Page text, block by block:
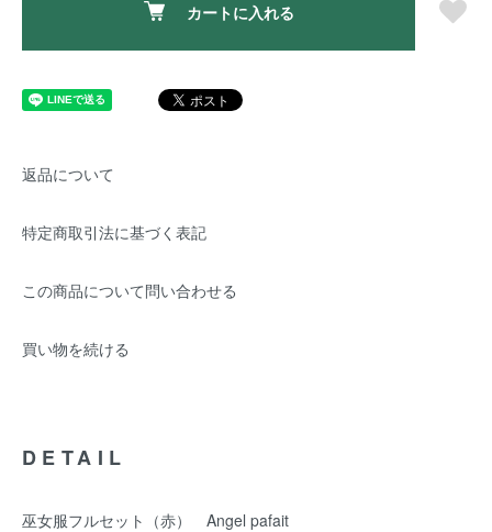
カートに入れる
返品について
特定商取引法に基づく表記
この商品について問い合わせる
買い物を続ける
DETAIL
巫女服フルセット（赤） Angel pafait